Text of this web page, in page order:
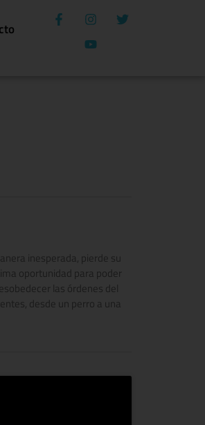
inesperada, pierde su
oportunidad para poder
las órdenes del
desde un perro a una